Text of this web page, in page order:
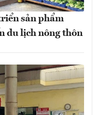
sản phẩm
du lịch nông thôn